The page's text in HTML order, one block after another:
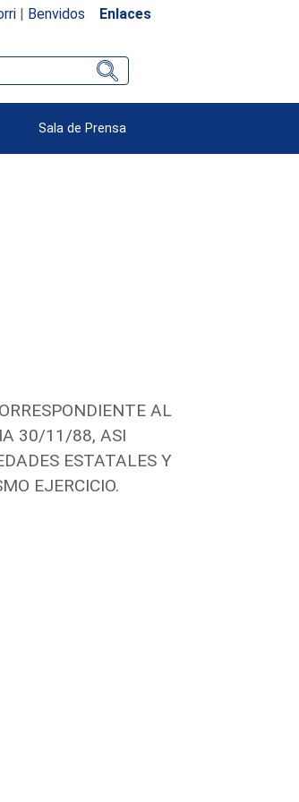
| Benvidos Enlaces
Sala de Prensa
AL
30/11/88, ASI
ESTATALES Y
EJERCICIO.